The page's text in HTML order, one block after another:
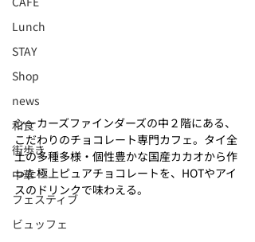
Lunch
STAY
Shop
news
和食
街歩き
中華
フェスティブ
ビュッフェ
シーカーズファインダーズの中２階にある、
こだわりのチョコレート専門カフェ。タイ全
土の多種多様・個性豊かな国産カカオから作
った極上ピュアチョコレートを、HOTやアイ
スのドリンクで味わえる。